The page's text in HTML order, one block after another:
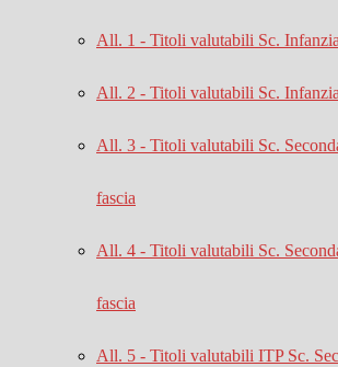
All. 1 - Titoli valutabili Sc.
All. 2 - Titoli valutabili Sc.
All. 3 - Titoli valutabili Sc.
fascia
All. 4 - Titoli valutabili Sc.
fascia
All. 5 - Titoli valutabili ITP Sc.